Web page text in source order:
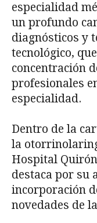
especialidad
un profundo
diagnósticos y
tecnológico,
concentración
profesionales
especialidad.
Dentro de la
la
Hospital
destaca por su
incorporación
novedades de